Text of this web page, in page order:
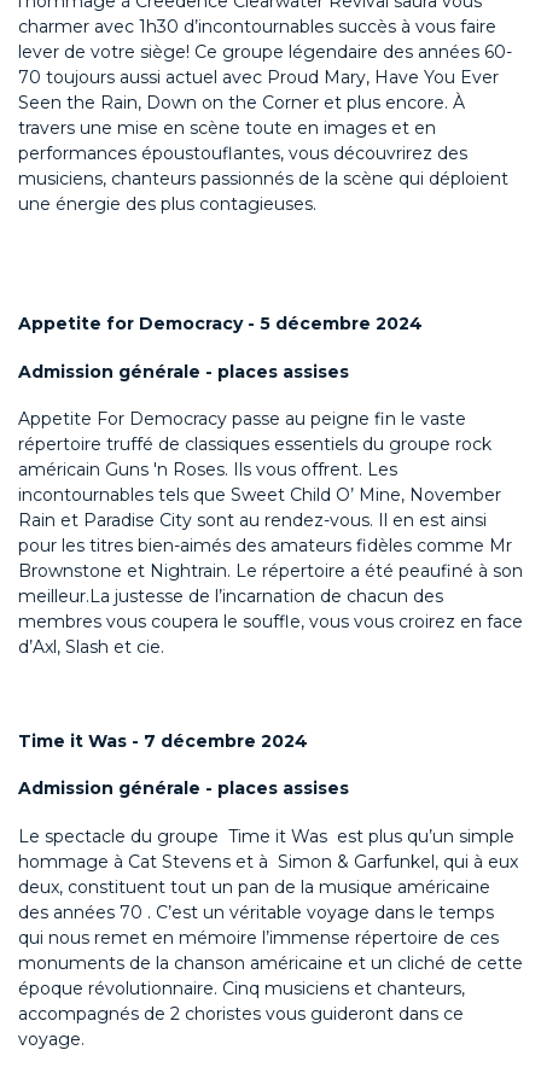
charmer avec 1h30 d’incontournables succès à vous faire
lever de votre siège! Ce groupe légendaire des années 60-
70 toujours aussi actuel avec Proud Mary, Have You Ever
Seen the Rain, Down on the Corner et plus encore. À
travers une mise en scène toute en images et en
performances époustouflantes, vous découvrirez des
musiciens, chanteurs passionnés de la scène qui déploient
une énergie des plus contagieuses.
Appetite for Democracy - 5 décembre 2024
Admission générale - places assises
Appetite For Democracy passe au peigne fin le vaste
répertoire truffé de classiques essentiels du groupe rock
américain Guns 'n Roses. Ils vous offrent. Les
incontournables tels que Sweet Child O’ Mine, November
Rain et Paradise City sont au rendez-vous. Il en est ainsi
pour les titres bien-aimés des amateurs fidèles comme Mr
Brownstone et Nightrain. Le répertoire a été peaufiné à son
meilleur.La justesse de l’incarnation de chacun des
membres vous coupera le souffle, vous vous croirez en face
d’Axl, Slash et cie.
Time it Was - 7 décembre 2024
Admission générale - places assises
Le spectacle du groupe Time it Was est plus qu’un simple
hommage à Cat Stevens et à Simon & Garfunkel, qui à eux
deux, constituent tout un pan de la musique américaine
des années 70 . C’est un véritable voyage dans le temps
qui nous remet en mémoire l’immense répertoire de ces
monuments de la chanson américaine et un cliché de cette
époque révolutionnaire. Cinq musiciens et chanteurs,
accompagnés de 2 choristes vous guideront dans ce
voyage.